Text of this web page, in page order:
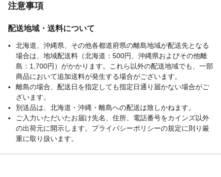
注意事項
配送地域・送料について
北海道、沖縄県、その他各都道府県の離島地域が配送先となる
場合は、地域配送料（北海道：500円、沖縄県およびその他離
島：1,700円）がかかります。これら以外の配送地域でも、一部
商品において追加送料が発生する場合がございます。
離島の場合、配送日を指定しても指定日通り届かない場合がご
ざいます。
別送品は、北海道・沖縄・離島への配送は致しかねます。
ご入力いただいたお届け先名、住所、電話番号をカインズ以外
の出荷元に開示します。プライバシーポリシーの規定に則り厳
重に取り扱います。